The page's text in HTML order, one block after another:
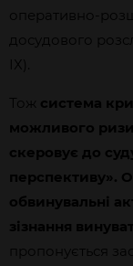
оперативно-
досудового
ІХ).
Тож система
можливого
скеровує до
перспективу».
обвинувальні
зізнання
пропонується